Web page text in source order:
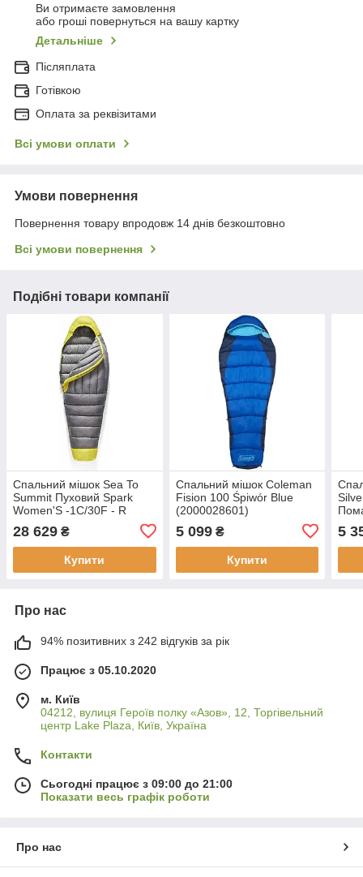
Ви отримаєте замовлення
або гроші повернуться на вашу картку
Детальніше
Післяплата
Готівкою
Оплата за реквізитами
Всі умови оплати
Умови повернення
Повернення товару впродовж 14 днів безкоштовно
Всі умови повернення
Подібні товари компанії
Спальний мішок Sea To
Summit Пуховий Spark
Women'S -1C/30F - R
28 629 ₴
Купити
Спальний мішок Coleman
Fision 100 Śpiwór Blue
(2000028601)
5 099₴
Купити
5
Про нас
94% позитивних з 242 відгуків за рік
Працює з 05.10.2020
м. Київ
04212, вулиця Героїв полку «Азов», 12, Торгівельний
центр Lake Plaza, Київ, Україна
Контакти
Сьогодні працює з 09:00 до 21:00
Показати весь графік роботи
Про нас